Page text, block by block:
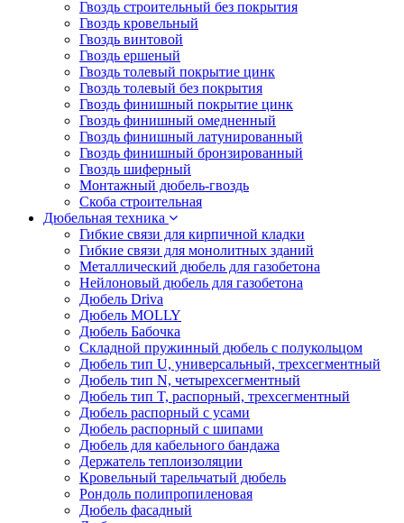
Гвоздь строительный без покрытия
Гвоздь кровельный
Гвоздь винтовой
Гвоздь ершеный
Гвоздь толевый покрытие цинк
Гвоздь толевый без покрытия
Гвоздь финишный покрытие цинк
Гвоздь финишный омедненный
Гвоздь финишный латунированный
Гвоздь финишный бронзированный
Гвоздь шиферный
Монтажный дюбель-гвоздь
Скоба строительная
Дюбельная техника
Гибкие связи для кирпичной кладки
Гибкие связи для монолитных зданий
Металлический дюбель для газобетона
Нейлоновый дюбель для газобетона
Дюбель Driva
Дюбель MOLLY
Дюбель Бабочка
Складной пружинный дюбель с полукольцом
Дюбель тип U, универсальный, трехсегментный
Дюбель тип N, четырехсегментный
Дюбель тип T, распорный, трехсегментный
Дюбель распорный с усами
Дюбель распорный с шипами
Дюбель для кабельного бандажа
Держатель теплоизоляции
Кровельный тарельчатый дюбель
Рондоль полипропиленовая
Дюбель фасадный